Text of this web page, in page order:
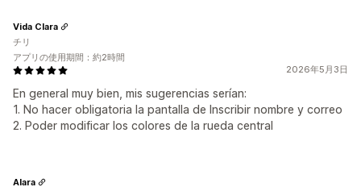
2026年5月3日
En general muy bien, mis sugerencias serían:
1. No hacer obligatoria la pantalla de Inscribir nombre y correo
2. Poder modificar los colores de la rueda central
Vida Clara
チリ
アプリの使用期間：約2時間
Alara